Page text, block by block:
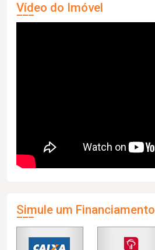
Vídeo do Imóvel
Simule um Financiamento